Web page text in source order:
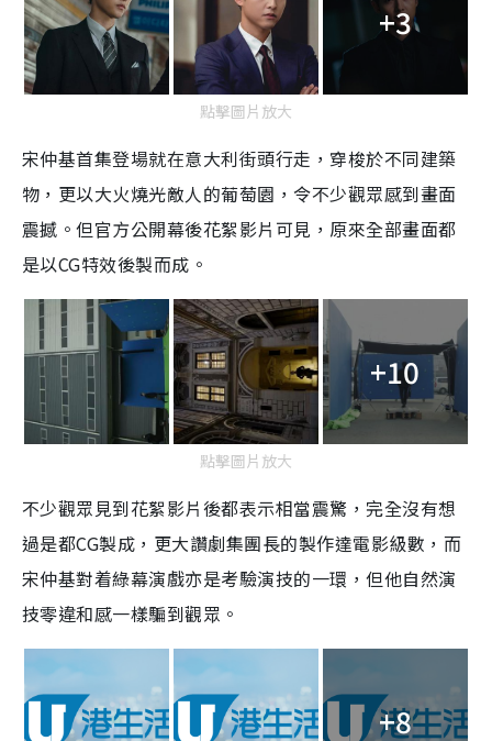
+3
點擊圖片放大
宋仲基首集登場就在意大利街頭行走，穿梭於不同建築
物，更以大火燒光敵人的葡萄園，令不少觀眾感到畫面
震撼。但官方公開幕後花絮影片可見，原來全部畫面都
是以CG特效後製而成。
+10
點擊圖片放大
不少觀眾見到花絮影片後都表示相當震驚，完全沒有想
過是都CG製成，更大讚劇集團長的製作達電影級數，而
宋仲基對着綠幕演戲亦是考驗演技的一環，但他自然演
技零違和感一樣騙到觀眾。
+8